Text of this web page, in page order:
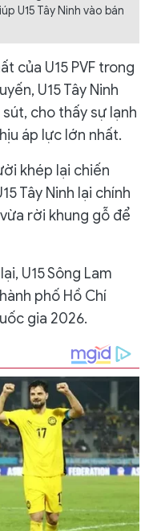
U15 Tây Ninh vào bán
của U15 PVF trong
U15 Tây Ninh
cho thấy sự lạnh
áp lực lớn nhất.
khép lại chiến
Tây Ninh lại chính
rời khung gỗ để
U15 Sông Lam
phố Hồ Chí
gia 2026.